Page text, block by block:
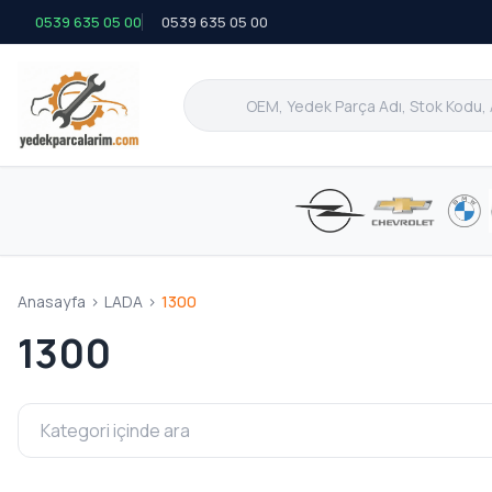
0539 635 05 00 0539 635 05 00
Anasayfa > LADA > 1300
1300